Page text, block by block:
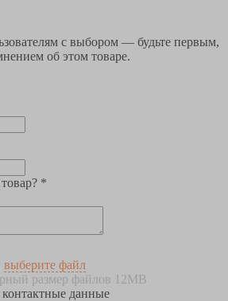
с выбором — будьте первым,
об этом товаре.
*
выберите файл
размер файлов 12MB
данные